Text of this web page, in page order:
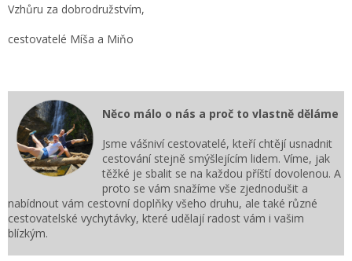
Vzhůru za dobrodružstvím,
cestovatelé Míša a Miňo
Něco málo o nás a proč to vlastně děláme
Jsme vášniví cestovatelé, kteří chtějí usnadnit
cestování stejně smýšlejícím lidem. Víme, jak
těžké je sbalit se na každou příští dovolenou. A
proto se vám snažíme vše zjednodušit a
nabídnout vám cestovní doplňky všeho druhu, ale také různé
cestovatelské vychytávky, které udělají radost vám i vašim
blízkým.